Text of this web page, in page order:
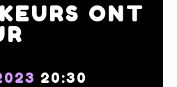
ONT
20:30